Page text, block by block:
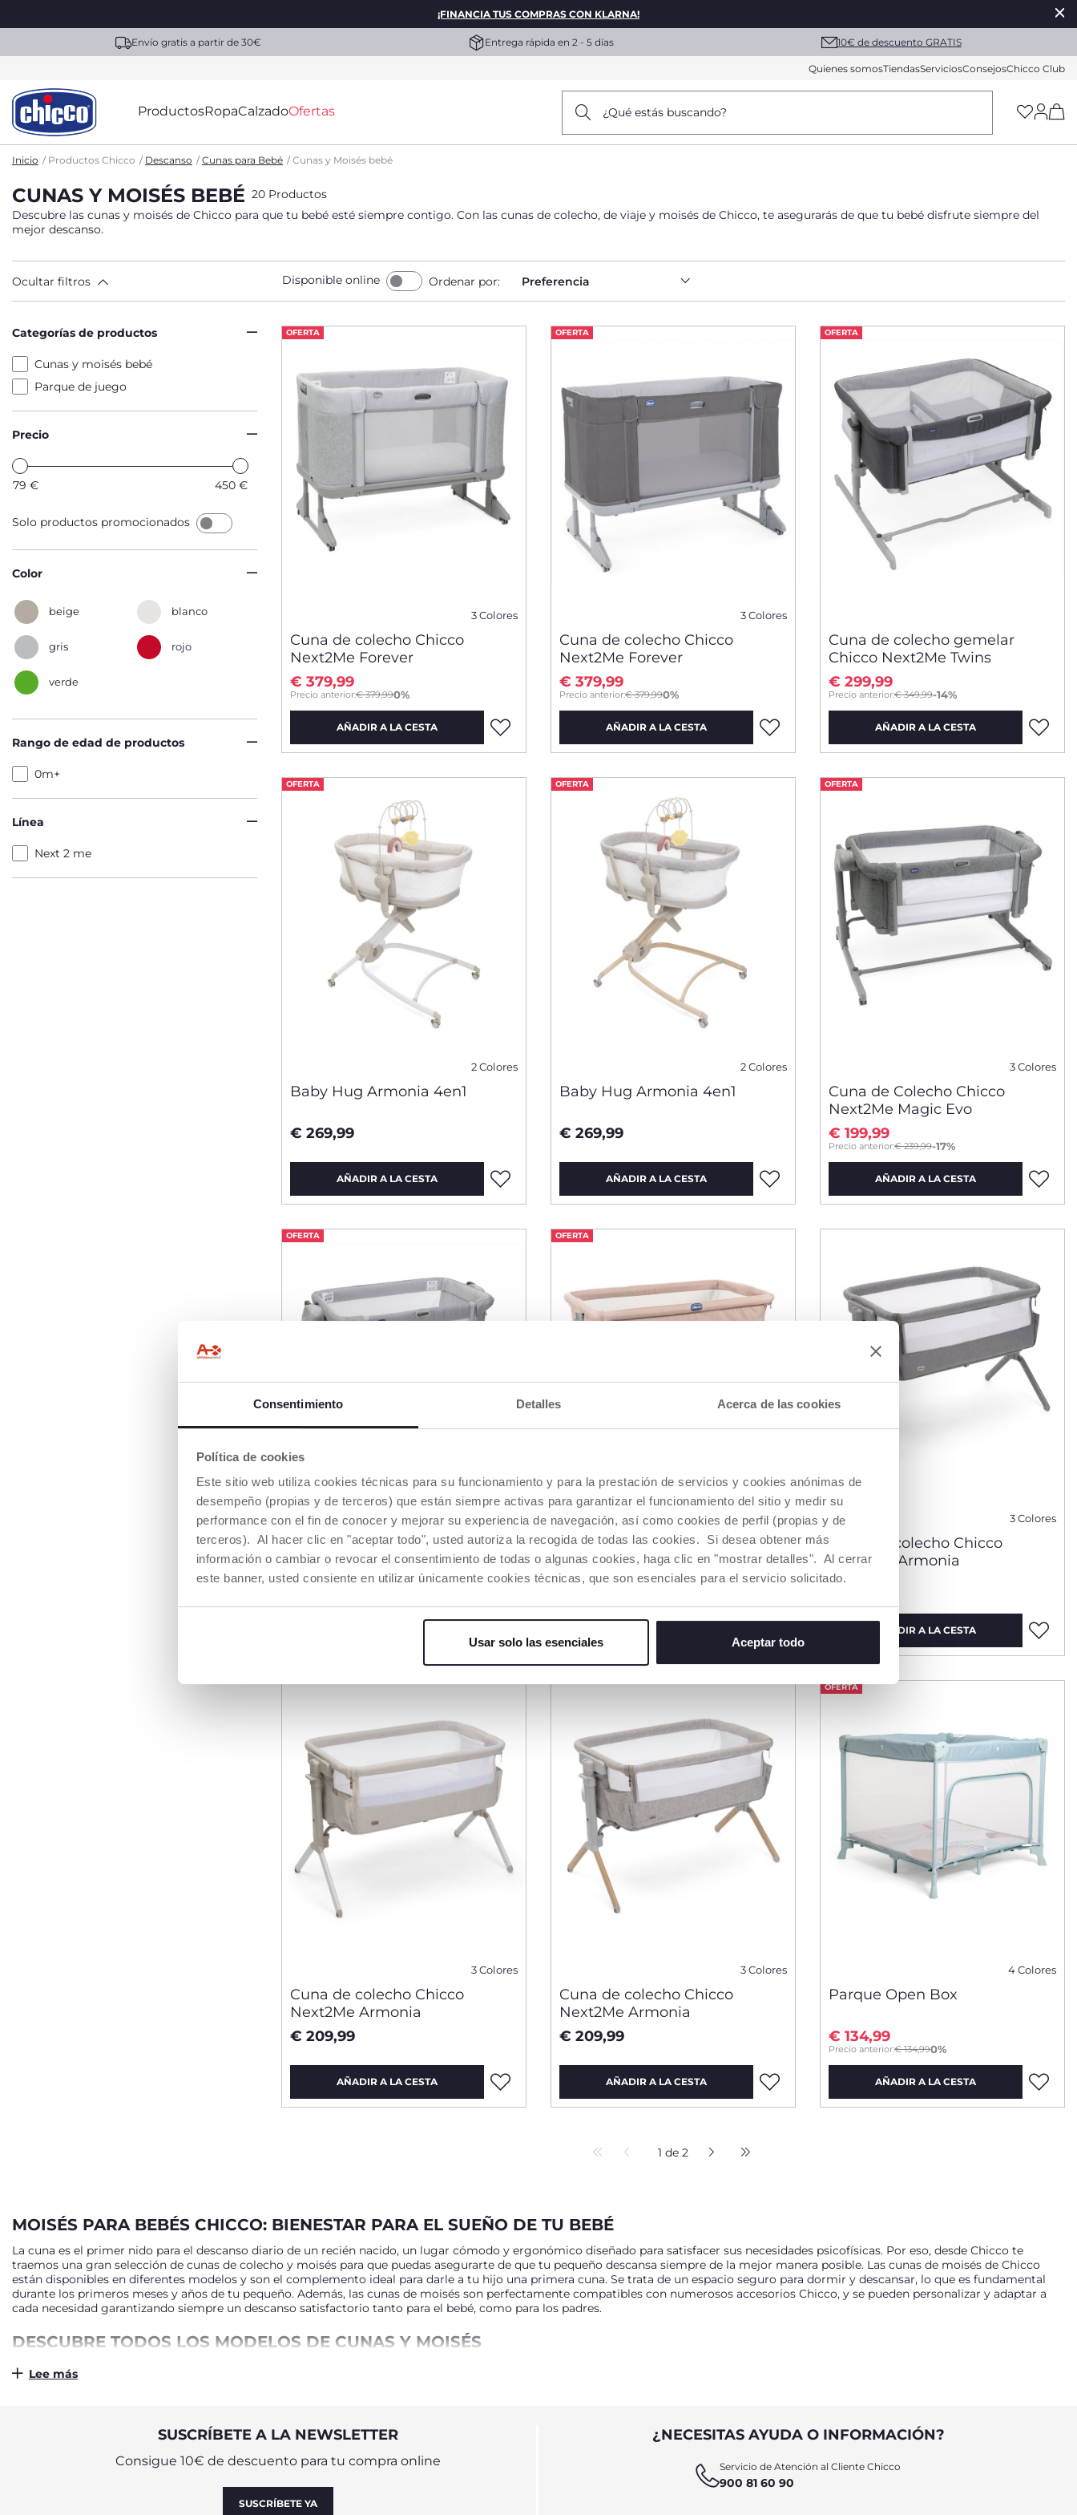
Consentimiento Detalles Acerca de las cookies
Política de cookies
Este sitio web utiliza cookies técnicas para su funcionamiento y para la prestación de servicios y cookies anónimas de
desempeño (propias y de terceros) que están siempre activas para garantizar el funcionamiento del sitio y medir su
performance con el fin de conocer y mejorar su experiencia de navegación, así como cookies de perfil (propias y de
terceros). Al hacer clic en "aceptar todo", usted autoriza la recogida de todas las cookies. Si desea obtener más
información o cambiar o revocar el consentimiento de todas o algunas cookies, haga clic en "mostrar detalles". Al cerrar
este banner, usted consiente en utilizar únicamente cookies técnicas, que son esenciales para el servicio solicitado.
Usar solo las esenciales Aceptar todo
¡FINANCIA TUS COMPRAS CON KLARNA!
Envío gratis a partir de 30€ Entrega rápida en 2 - 5 días 10€ de descuento GRATIS
Quienes somosTiendasServiciosConsejosChicco Club
ProductosRopaCalzadoOfertas ¿Qué estás buscando?
Inicio Productos Chicco Descanso Cunas para Bebé Cunas y Moisés bebé
CUNAS Y MOISÉS BEBÉ 20 Productos
Descubre las cunas y moisés de Chicco para que tu bebé esté siempre contigo. Con las cunas de colecho, de viaje y moisés de Chicco, te asegurarás de que tu bebé disfrute siempre del
mejor descanso.
Ocultar filtros Disponible online Ordenar por: Preferencia
Categorías de productos
Cunas y moisés bebé
Parque de juego
Precio
79 € 450 €
Solo productos promocionados
Color
beige blanco
gris rojo
verde
Rango de edad de productos
0m+
Línea
Next 2 me
OFERTA
3 Colores
Cuna de colecho Chicco
Next2Me Forever
Precio anterior:€ 379,990%
to
€ 379,99
AÑADIR A LA CESTA
OFERTA
3 Colores
Cuna de colecho Chicco
Next2Me Forever
Precio anterior:€ 379,990%
to
€ 379,99
AÑADIR A LA CESTA
OFERTA
Cuna de colecho gemelar
Chicco Next2Me Twins
Precio anterior:€ 349,99-14%
to
€ 299,99
AÑADIR A LA CESTA
OFERTA
2 Colores
Baby Hug Armonia 4en1
€ 269,99
AÑADIR A LA CESTA
OFERTA
2 Colores
Baby Hug Armonia 4en1
€ 269,99
AÑADIR A LA CESTA
OFERTA
3 Colores
Cuna de Colecho Chicco
Next2Me Magic Evo
Precio anterior:€ 239,99-17%
to
€ 199,99
AÑADIR A LA CESTA
OFERTA
3 Colores
Cuna de Colecho Chicco
Next2Me Magic Evo
€ 199,99
OFERTA
Cuna de colecho Chicco
Next2Me
€ 159,00
3 Colores
Cuna de colecho Chicco
Next2Me Armonia
€ 209,99
AÑADIR A LA CESTA
3 Colores
Cuna de colecho Chicco
Next2Me Armonia
€ 209,99
AÑADIR A LA CESTA
3 Colores
Cuna de colecho Chicco
Next2Me Armonia
€ 209,99
AÑADIR A LA CESTA
OFERTA
4 Colores
Parque Open Box
Precio anterior:€ 134,990%
to
€ 134,99
AÑADIR A LA CESTA
1 de 2
MOISÉS PARA BEBÉS CHICCO: BIENESTAR PARA EL SUEÑO DE TU BEBÉ
La cuna es el primer nido para el descanso diario de un recién nacido, un lugar cómodo y ergonómico diseñado para satisfacer sus necesidades psicofísicas. Por eso, desde Chicco te
traemos una gran selección de cunas de colecho y moisés para que puedas asegurarte de que tu pequeño descansa siempre de la mejor manera posible. Las cunas de moisés de Chicco
están disponibles en diferentes modelos y son el complemento ideal para darle a tu hijo una primera cuna. Se trata de un espacio seguro para dormir y descansar, lo que es fundamental
durante los primeros meses y años de tu pequeño. Además, las cunas de moisés son perfectamente compatibles con numerosos accesorios Chicco, y se pueden personalizar y adaptar a
cada necesidad garantizando siempre un descanso satisfactorio tanto para el bebé, como para los padres.
DESCUBRE TODOS LOS MODELOS DE CUNAS Y MOISÉS
Dentro de la selección de Chicco de cunas y moisés encontrarás numerosos modelos para que encuentres la cuna para bebé perfecta para ti. Entre los modelos más populares destaca la
cuna Next2Me Chicco, diseñada para permitir a la madre tener al bebé cerca para amamantarlo incluso durante las horas de sueño. Con la línea Next2Me, Chicco ofrece una gama de
los moisés para bebés que encontrarás en Chicco se pueden cerrar y devolver a su posición tradicional. Las ruedas y la composición de materiales resistentes y al mismo tiempo ligeros
permiten a los padres mover y posicionar el producto con practicidad. Como con todos los productos de Chicco, podéis estar seguros de que las cunas y moisés de Chicco están diseñados
con los mejores materiales de la máxima calidad. El colchón es suave y acolchado, mientras que las paredes transpirables favorecen la ventilación, para un máximo confort y seguridad
durante el sueño. Además, con los moisés para bebés de Chicco podrás continuar con el colecho incluso después de los seis meses: una solución 3 en 1 inspirada en la filosofía Montessori
Lee más
SUSCRÍBETE A LA NEWSLETTER
Consigue 10€ de descuento para tu compra online
SUSCRÍBETE YA
¿NECESITAS AYUDA O INFORMACIÓN?
Servicio de Atención al Cliente Chicco
900 81 60 90